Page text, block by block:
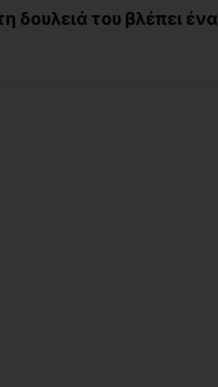
δουλειά του βλέπει ένα